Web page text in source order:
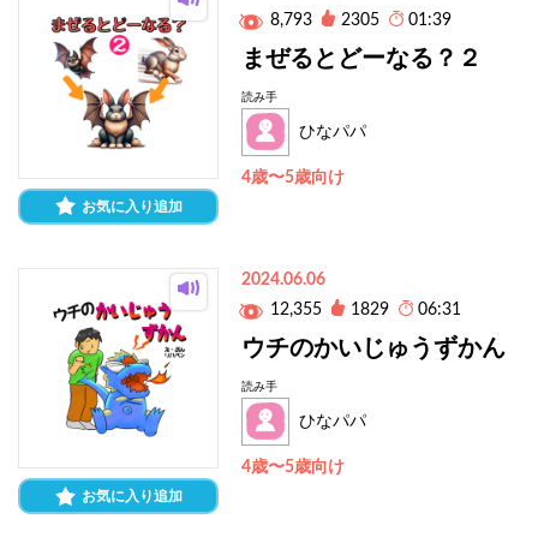
お気に入り追加
8,793
2305 01:39
まぜるとどーなる？２
読み手
ひなパパ
4歳〜5歳向け
お気に入り追加
2024.06.06
12,355
1829 06:31
ウチのかいじゅうずかん
読み手
ひなパパ
4歳〜5歳向け